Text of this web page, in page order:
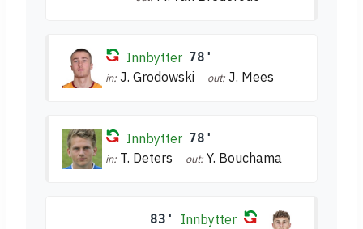
Innbytter 78'
in: J. Grodowski out: J. Mees
Innbytter 78'
in: T. Deters out: Y. Bouchama
83' Innbytter